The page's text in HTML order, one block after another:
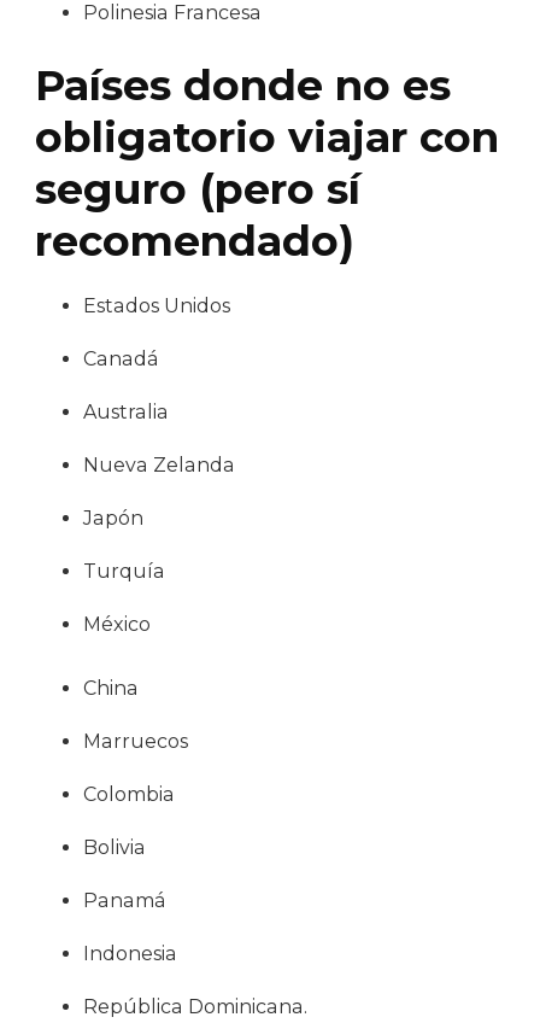
Polinesia Francesa
Países donde no es
obligatorio viajar con
seguro (pero sí
recomendado)
Estados Unidos
Canadá
Australia
Nueva Zelanda
Japón
Turquía
México
China
Marruecos
Colombia
Bolivia
Panamá
Indonesia
República Dominicana.